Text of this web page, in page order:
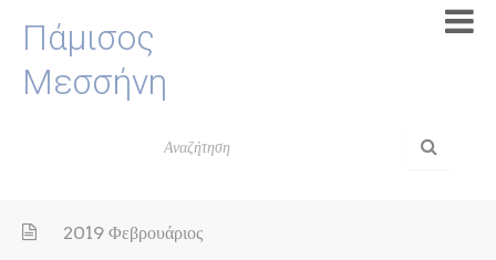
Πάμισος
Μεσσήνη
2019 Φεβρουάριος